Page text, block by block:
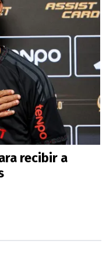
recibir a